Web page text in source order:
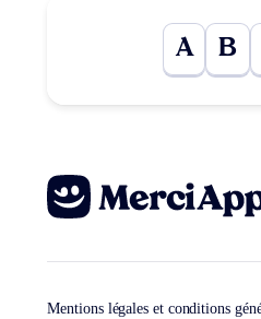
A B
Mentions légales et conditions